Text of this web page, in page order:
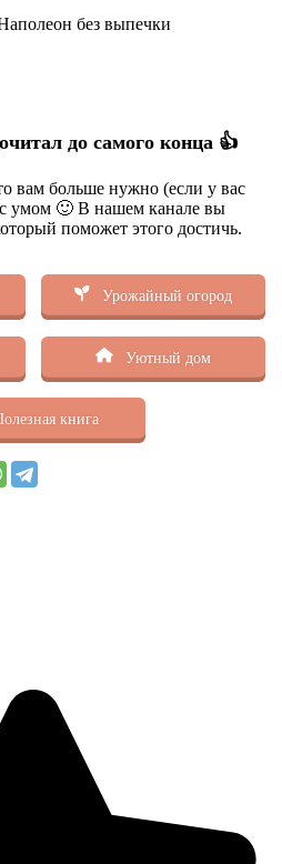
без выпечки
до самого конца 👍
вам больше нужно (если у вас
умом 🙂 В нашем канале вы
поможет этого достичь.
Урожайный огород
Уютный дом
книга